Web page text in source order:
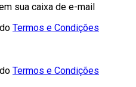
sua caixa de e-mail
Termos e Condições
Termos e Condições